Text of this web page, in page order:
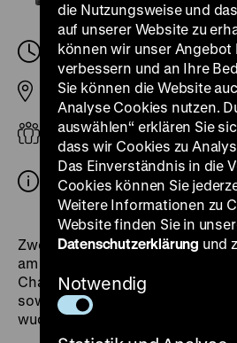
Samstag, 24. August 2024,
Pei-Bau
Erwachsene
Eintritt mit dem Ticket zur
Museen
Zwei Monate nach dem Bau der
am 27. Oktober 1961 zu einer
Charly. 16 Stunden standen sich
sowjetische Panzer direkt
wuchs die Angst vor einem
die Nutzungsweise und
auf unserer Website zu
können wir unser
verbessern und an Ihre
Sie können die Website
Analyse Cookies nutzen.
auswählen“ erklären Sie
dass wir Cookies zu
Das Einverständnis in die
Cookies können Sie
Weitere Informationen zu
Website finden Sie in
Datenschutzerklärung und
Notwendig